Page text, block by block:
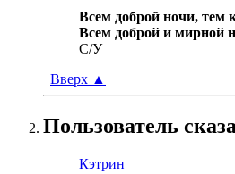
Всем доброй ночи, тем
Всем доброй и мирной
С/У
Вверх ▲
Пользователь
Кэтрин